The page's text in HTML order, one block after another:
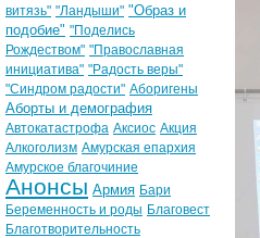
витязь" "Ландыши" "Образ и
подобие" "Поделись
Рождеством" "Православная
инициатива" "Радость веры"
"Синдром радости" Аборигены
Аборты и демография
Автокатастрофа Аксиос Акция
Алкоголизм Амурская епархия
Амурское благочиние
Анонсы Армия Бари
Беременность и роды Благовест
Благотворительность